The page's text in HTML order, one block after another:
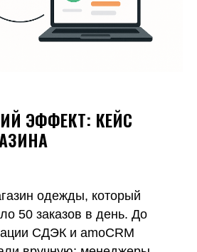
ЭФФЕКТ: КЕЙС
одежды, который
50 заказов в день. До
СДЭК и amoCRM